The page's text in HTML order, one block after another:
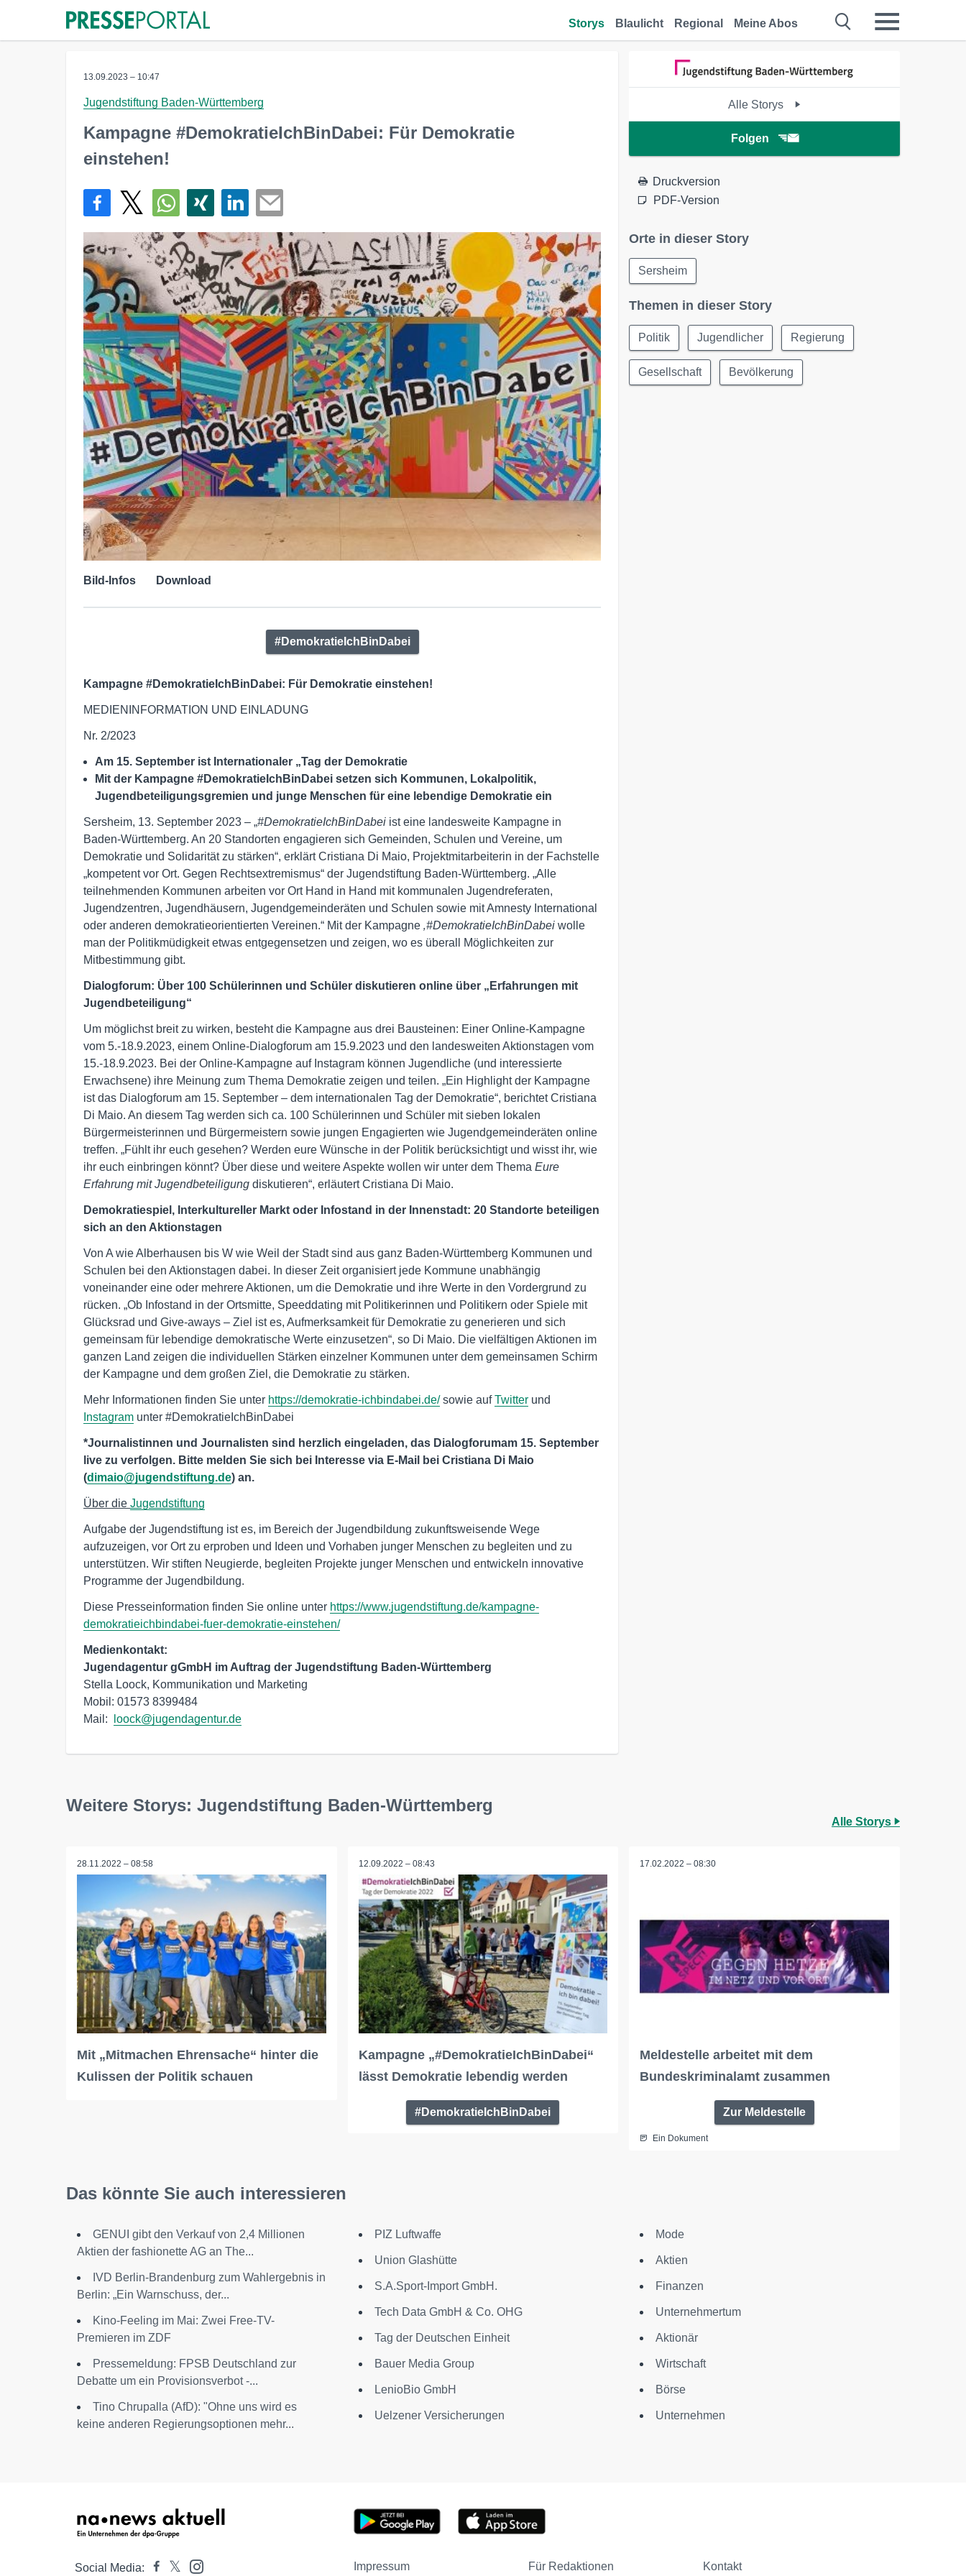
Storys Blaulicht Regional Meine Abos
13.09.2023 – 10:47
Jugendstiftung Baden-Württemberg
Kampagne #DemokratieIchBinDabei: Für Demokratie
einstehen!
Bild-Infos Download
#DemokratieIchBinDabei
Kampagne #DemokratieIchBinDabei: Für Demokratie einstehen!
MEDIENINFORMATION UND EINLADUNG
Nr. 2/2023
Am 15. September ist Internationaler „Tag der Demokratie
Mit der Kampagne #DemokratieIchBinDabei setzen sich Kommunen, Lokalpolitik,
Jugendbeteiligungsgremien und junge Menschen für eine lebendige Demokratie ein
Sersheim, 13. September 2023 – „#DemokratieIchBinDabei ist eine landesweite Kampagne in
Baden-Württemberg. An 20 Standorten engagieren sich Gemeinden, Schulen und Vereine, um
Demokratie und Solidarität zu stärken“, erklärt Cristiana Di Maio, Projektmitarbeiterin in der Fachstelle
„kompetent vor Ort. Gegen Rechtsextremismus“ der Jugendstiftung Baden-Württemberg. „Alle
teilnehmenden Kommunen arbeiten vor Ort Hand in Hand mit kommunalen Jugendreferaten,
Jugendzentren, Jugendhäusern, Jugendgemeinderäten und Schulen sowie mit Amnesty International
oder anderen demokratieorientierten Vereinen.“ Mit der Kampagne ‚#DemokratieIchBinDabei wolle
man der Politikmüdigkeit etwas entgegensetzen und zeigen, wo es überall Möglichkeiten zur
Mitbestimmung gibt.
Dialogforum: Über 100 Schülerinnen und Schüler diskutieren online über „Erfahrungen mit
Jugendbeteiligung“
Um möglichst breit zu wirken, besteht die Kampagne aus drei Bausteinen: Einer Online-Kampagne
vom 5.-18.9.2023, einem Online-Dialogforum am 15.9.2023 und den landesweiten Aktionstagen vom
15.-18.9.2023. Bei der Online-Kampagne auf Instagram können Jugendliche (und interessierte
Erwachsene) ihre Meinung zum Thema Demokratie zeigen und teilen. „Ein Highlight der Kampagne
ist das Dialogforum am 15. September – dem internationalen Tag der Demokratie“, berichtet Cristiana
Di Maio. An diesem Tag werden sich ca. 100 Schülerinnen und Schüler mit sieben lokalen
Bürgermeisterinnen und Bürgermeistern sowie jungen Engagierten wie Jugendgemeinderäten online
treffen. „Fühlt ihr euch gesehen? Werden eure Wünsche in der Politik berücksichtigt und wisst ihr, wie
ihr euch einbringen könnt? Über diese und weitere Aspekte wollen wir unter dem Thema Eure
Erfahrung mit Jugendbeteiligung diskutieren“, erläutert Cristiana Di Maio.
Demokratiespiel, Interkultureller Markt oder Infostand in der Innenstadt: 20 Standorte beteiligen
sich an den Aktionstagen
Von A wie Alberhausen bis W wie Weil der Stadt sind aus ganz Baden-Württemberg Kommunen und
Schulen bei den Aktionstagen dabei. In dieser Zeit organisiert jede Kommune unabhängig
voneinander eine oder mehrere Aktionen, um die Demokratie und ihre Werte in den Vordergrund zu
rücken. „Ob Infostand in der Ortsmitte, Speeddating mit Politikerinnen und Politikern oder Spiele mit
Glücksrad und Give-aways – Ziel ist es, Aufmerksamkeit für Demokratie zu generieren und sich
gemeinsam für lebendige demokratische Werte einzusetzen“, so Di Maio. Die vielfältigen Aktionen im
ganzen Land zeigen die individuellen Stärken einzelner Kommunen unter dem gemeinsamen Schirm
der Kampagne und dem großen Ziel, die Demokratie zu stärken.
Mehr Informationen finden Sie unter https://demokratie-ichbindabei.de/sowie aufTwitter und
Instagram unter #DemokratieIchBinDabei
*Journalistinnen und Journalisten sind herzlich eingeladen, das Dialogforumam 15. September
live zu verfolgen. Bitte melden Sie sich bei Interesse via E-Mail bei Cristiana Di Maio
(dimaio@jugendstiftung.de) an.
Über die Jugendstiftung
Aufgabe der Jugendstiftung ist es, im Bereich der Jugendbildung zukunftsweisende Wege
aufzuzeigen, vor Ort zu erproben und Ideen und Vorhaben junger Menschen zu begleiten und zu
unterstützen. Wir stiften Neugierde, begleiten Projekte junger Menschen und entwickeln innovative
Programme der Jugendbildung.
Diese Presseinformation finden Sie online unter https://www.jugendstiftung.de/kampagne-
demokratieichbindabei-fuer-demokratie-einstehen/
Medienkontakt:
Jugendagentur gGmbH im Auftrag der Jugendstiftung Baden-Württemberg
Stella Loock, Kommunikation und Marketing
Mobil: 01573 8399484
Mail:
loock@jugendagentur.de
Alle Storys
Folgen
Druckversion
PDF-Version
Orte in dieser Story
Sersheim
Themen in dieser Story
Politik Jugendlicher Regierung
Gesellschaft Bevölkerung
Weitere Storys: Jugendstiftung Baden-Württemberg
Alle Storys
28.11.2022 – 08:58
Mit „Mitmachen Ehrensache“ hinter die
Kulissen der Politik schauen
12.09.2022 – 08:43
Kampagne „#DemokratieIchBinDabei“
lässt Demokratie lebendig werden
#DemokratieIchBinDabei
17.02.2022 – 08:30
Meldestelle arbeitet mit dem
Bundeskriminalamt zusammen
Zur Meldestelle
Ein Dokument
Das könnte Sie auch interessieren
GENUI gibt den Verkauf von 2,4 Millionen
Aktien der fashionette AG an The...
IVD Berlin-Brandenburg zum Wahlergebnis in
Berlin: „Ein Warnschuss, der...
Kino-Feeling im Mai: Zwei Free-TV-
Premieren im ZDF
Pressemeldung: FPSB Deutschland zur
Debatte um ein Provisionsverbot -...
Tino Chrupalla (AfD): "Ohne uns wird es
keine anderen Regierungsoptionen mehr...
PIZ Luftwaffe
Union Glashütte
S.A.Sport-Import GmbH.
Tech Data GmbH & Co. OHG
Tag der Deutschen Einheit
Bauer Media Group
LenioBio GmbH
Uelzener Versicherungen
Mode
Aktien
Finanzen
Unternehmertum
Aktionär
Wirtschaft
Börse
Unternehmen
Social Media: Impressum Für Redaktionen Kontakt